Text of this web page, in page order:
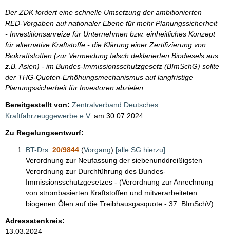
Der ZDK fordert eine schnelle Umsetzung der ambitionierten
RED-Vorgaben auf nationaler Ebene für mehr Planungssicherheit
- Investitionsanreize für Unternehmen bzw. einheitliches Konzept
für alternative Kraftstoffe - die Klärung einer Zertifizierung von
Biokraftstoffen (zur Vermeidung falsch deklarierten Biodiesels aus
z.B. Asien) - im Bundes-Immissionsschutzgesetz (BImSchG) sollte
der THG-Quoten-Erhöhungsmechanismus auf langfristige
Planungssicherheit für Investoren abzielen
Bereitgestellt von: Zentralverband Deutsches
Kraftfahrzeuggewerbe e.V. am 30.07.2024
Zu Regelungsentwurf:
BT-Drs. 20/9844 (Vorgang) [alle SG hierzu]
Verordnung zur Neufassung der siebenunddreißigsten
Verordnung zur Durchführung des Bundes-
Immissionsschutzgesetzes - (Verordnung zur Anrechnung
von strombasierten Kraftstoffen und mitverarbeiteten
biogenen Ölen auf die Treibhausgasquote - 37. BImSchV)
Adressatenkreis:
13.03.2024